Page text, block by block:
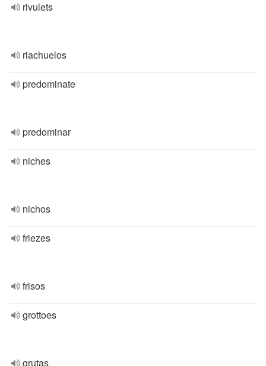
rivulets
riachuelos
predominate
predominar
niches
nichos
friezes
frisos
grottoes
grutas